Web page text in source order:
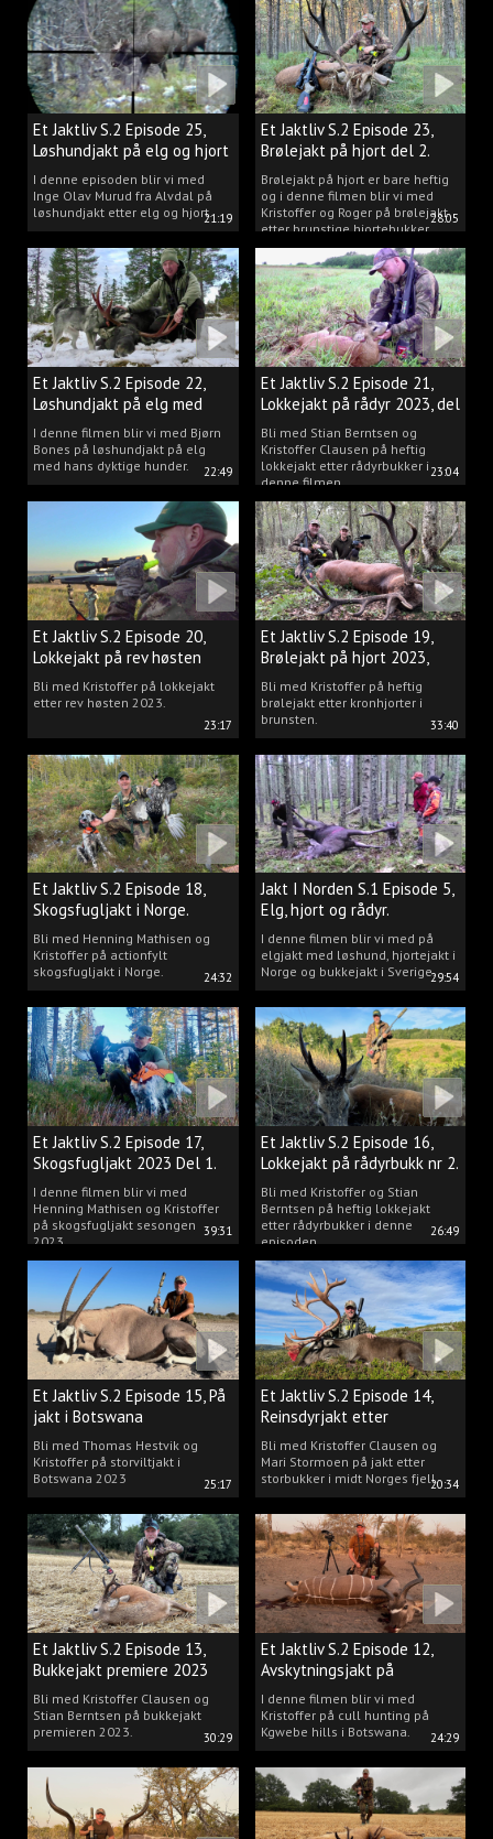
21:19
Et Jaktliv S.2 Episode 25,
Løshundjakt på elg og hjort
i Norge.
I denne episoden blir vi med
Inge Olav Murud fra Alvdal på
løshundjakt etter elg og hjort.
28:05
Et Jaktliv S.2 Episode 23,
Brølejakt på hjort del 2.
Brølejakt på hjort er bare heftig
og i denne filmen blir vi med
Kristoffer og Roger på brølejakt
etter brunstige hjortebukker.
22:49
Et Jaktliv S.2 Episode 22,
Løshundjakt på elg med
Bjørn Bones
I denne filmen blir vi med Bjørn
Bones på løshundjakt på elg
med hans dyktige hunder.
23:04
Et Jaktliv S.2 Episode 21,
Lokkejakt på rådyr 2023, del
3.
Bli med Stian Berntsen og
Kristoffer Clausen på heftig
lokkejakt etter rådyrbukker i
denne filmen.
23:17
Et Jaktliv S.2 Episode 20,
Lokkejakt på rev høsten
2023.
Bli med Kristoffer på lokkejakt
etter rev høsten 2023.
33:40
Et Jaktliv S.2 Episode 19,
Brølejakt på hjort 2023,
del.1
Bli med Kristoffer på heftig
brølejakt etter kronhjorter i
brunsten.
24:32
Et Jaktliv S.2 Episode 18,
Skogsfugljakt i Norge.
Bli med Henning Mathisen og
Kristoffer på actionfylt
skogsfugljakt i Norge.
29:54
Jakt I Norden S.1 Episode 5,
Elg, hjort og rådyr.
I denne filmen blir vi med på
elgjakt med løshund, hjortejakt i
Norge og bukkejakt i Sverige.
39:31
Et Jaktliv S.2 Episode 17,
Skogsfugljakt 2023 Del 1.
I denne filmen blir vi med
Henning Mathisen og Kristoffer
på skogsfugljakt sesongen
2023.
26:49
Et Jaktliv S.2 Episode 16,
Lokkejakt på rådyrbukk nr 2.
Bli med Kristoffer og Stian
Berntsen på heftig lokkejakt
etter rådyrbukker i denne
episoden.
25:17
Et Jaktliv S.2 Episode 15, På
jakt i Botswana
Bli med Thomas Hestvik og
Kristoffer på storviltjakt i
Botswana 2023
20:34
Et Jaktliv S.2 Episode 14,
Reinsdyrjakt etter
storbukker.
Bli med Kristoffer Clausen og
Mari Stormoen på jakt etter
storbukker i midt Norges fjell.
30:29
Et Jaktliv S.2 Episode 13,
Bukkejakt premiere 2023
Bli med Kristoffer Clausen og
Stian Berntsen på bukkejakt
premieren 2023.
24:29
Et Jaktliv S.2 Episode 12,
Avskytningsjakt på
antiloper i Botswana
I denne filmen blir vi med
Kristoffer på cull hunting på
Kgwebe hills i Botswana.